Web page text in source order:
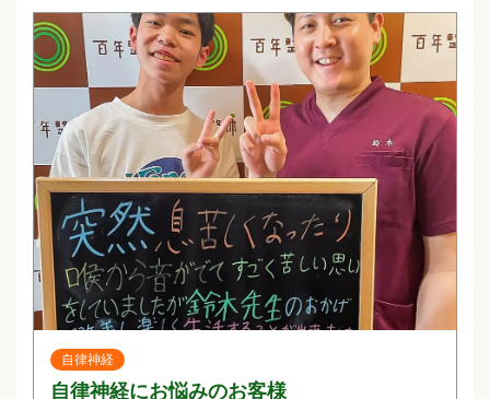
自律神経
自律神経にお悩みのお客様